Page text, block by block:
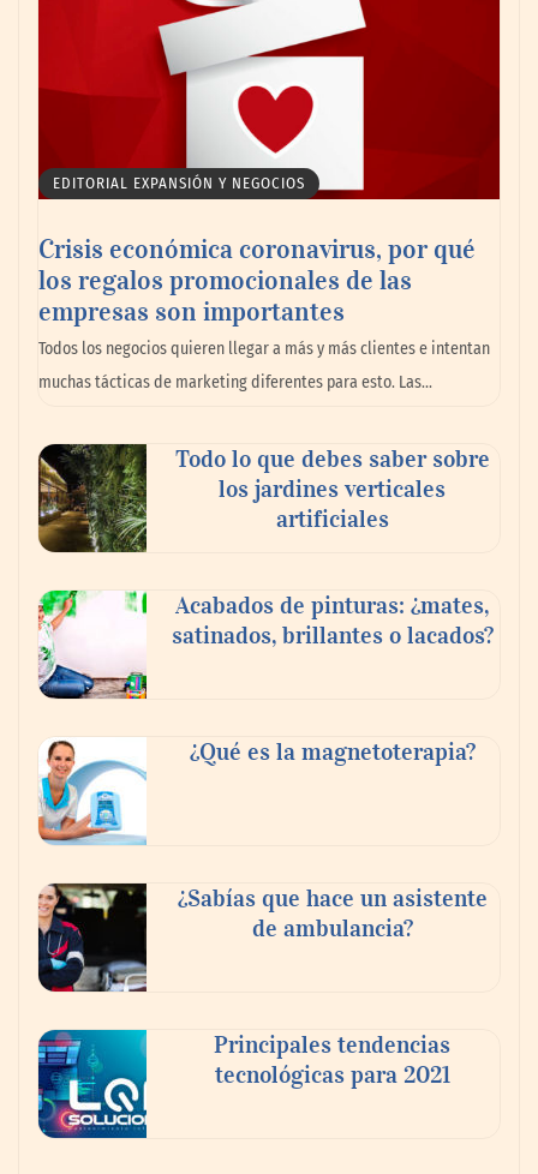
La llanta más cara puede ser la que menos
cuesta: Michelin lo demuestra ante notario
público
Paso a paso: ¿cómo prepararse para la
transición a la jornada de 40 horas? Guía
InfoBlock
Sierra de Guadalupe
La cartera vencida hipotecaria aumenta al
doble de velocidad que la cartera sana en
EDITORIAL EXPANSIÓN Y NEGOCIOS
Crisis económica coronavirus, por qué
los regalos promocionales de las
empresas son importantes
Todos los negocios quieren llegar a más y más clientes e intentan
muchas tácticas de marketing diferentes para esto. Las…
Todo lo que debes saber sobre
los jardines verticales
artificiales
Acabados de pinturas: ¿mates,
satinados, brillantes o lacados?
¿Qué es la magnetoterapia?
¿Sabías que hace un asistente
de ambulancia?
Principales tendencias
tecnológicas para 2021